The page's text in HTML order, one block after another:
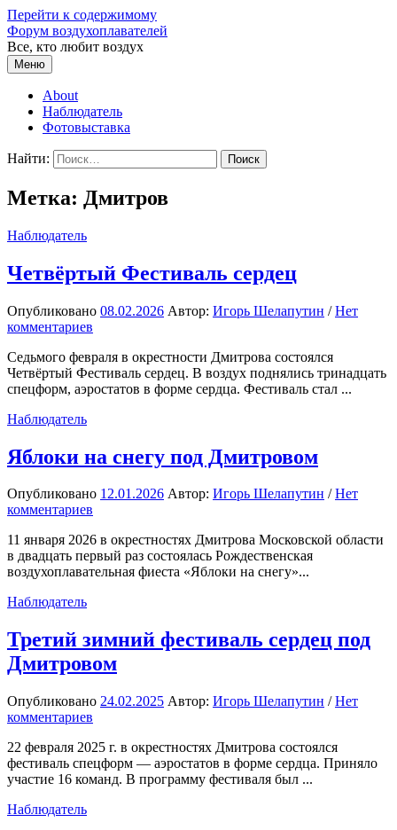
Перейти к содержимому
Форум воздухоплавателей
Все, кто любит воздух
Меню
About
Наблюдатель
Фотовыставка
Найти:
Метка: Дмитров
Наблюдатель
Четвёртый Фестиваль сердец
Опубликовано 08.02.2026 Автор: Игорь Шелапутин /Нет
комментариев
Седьмого февраля в окрестности Дмитрова состоялся
Четвёртый Фестиваль сердец. В воздух поднялись тринадцать
спецформ, аэростатов в форме сердца. Фестиваль стал ...
Наблюдатель
Яблоки на снегу под Дмитровом
Опубликовано 12.01.2026 Автор: Игорь Шелапутин /Нет
комментариев
11 января 2026 в окрестностях Дмитрова Московской области
в двадцать первый раз состоялась Рождественская
воздухоплавательная фиеста «Яблоки на снегу»...
Наблюдатель
Третий зимний фестиваль сердец под
Дмитровом
Опубликовано 24.02.2025 Автор: Игорь Шелапутин /Нет
комментариев
22 февраля 2025 г. в окрестностях Дмитрова состоялся
фестиваль спецформ — аэростатов в форме сердца. Приняло
участие 16 команд. В программу фестиваля был ...
Наблюдатель